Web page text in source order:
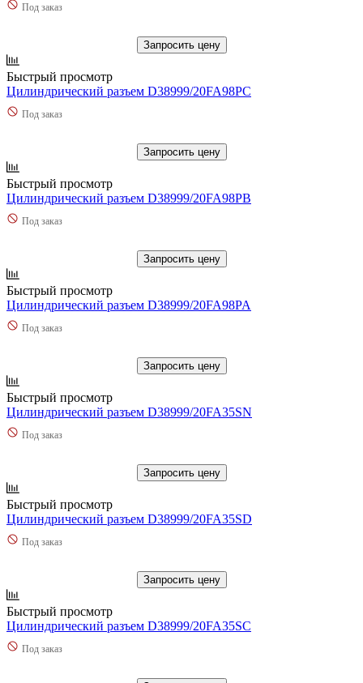
Под заказ
Запросить цену
Быстрый просмотр
Цилиндрический разъем D38999/20FA98PC
Под заказ
Запросить цену
Быстрый просмотр
Цилиндрический разъем D38999/20FA98PB
Под заказ
Запросить цену
Быстрый просмотр
Цилиндрический разъем D38999/20FA98PA
Под заказ
Запросить цену
Быстрый просмотр
Цилиндрический разъем D38999/20FA35SN
Под заказ
Запросить цену
Быстрый просмотр
Цилиндрический разъем D38999/20FA35SD
Под заказ
Запросить цену
Быстрый просмотр
Цилиндрический разъем D38999/20FA35SC
Под заказ